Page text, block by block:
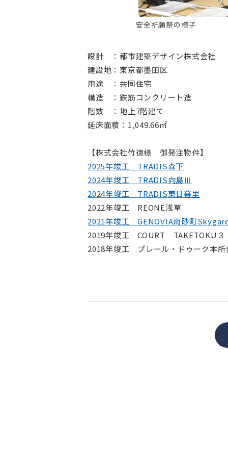
安全祈願祭の様子
設計 ：都市建築デザイン株式会社
建設地：東京都墨田区
用途 ：共同住宅
構造 ：鉄筋コンクリート造
階数 ：地上7階建て
延床面積：1,049.66㎡
【株式会社竹徳様 御発注物件】
2025年竣工 TRADIS森下
2024年竣工 TRADIS向島Ⅲ
2024年竣工 TRADIS東日暮里
2022年竣工 REONE浅草
2021年竣工 GENOVIA南砂町
2019年竣工 COURT TAKETOKU３
2018年竣工 プレール・ドゥーク本